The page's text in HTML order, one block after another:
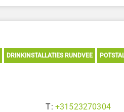
DRINKINSTALLATIES RUNDVEE
T: +31523270304